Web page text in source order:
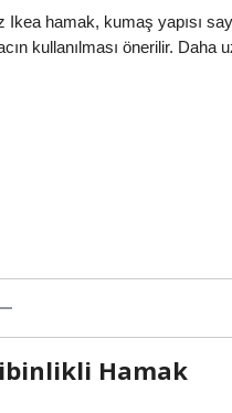
hamak, kumaş yapısı
kullanılması önerilir. Daha
Hamak